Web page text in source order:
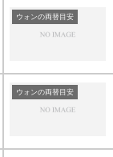
ウォンの両替目安
ウォンの両替目安